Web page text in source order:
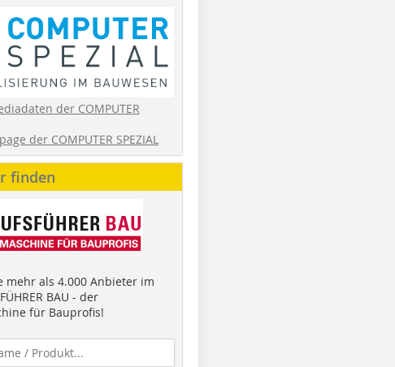
der COMPUTER
der COMPUTER SPEZIAL
finden
mehr als 4.000 Anbieter im
BAU - der
für Bauprofis!